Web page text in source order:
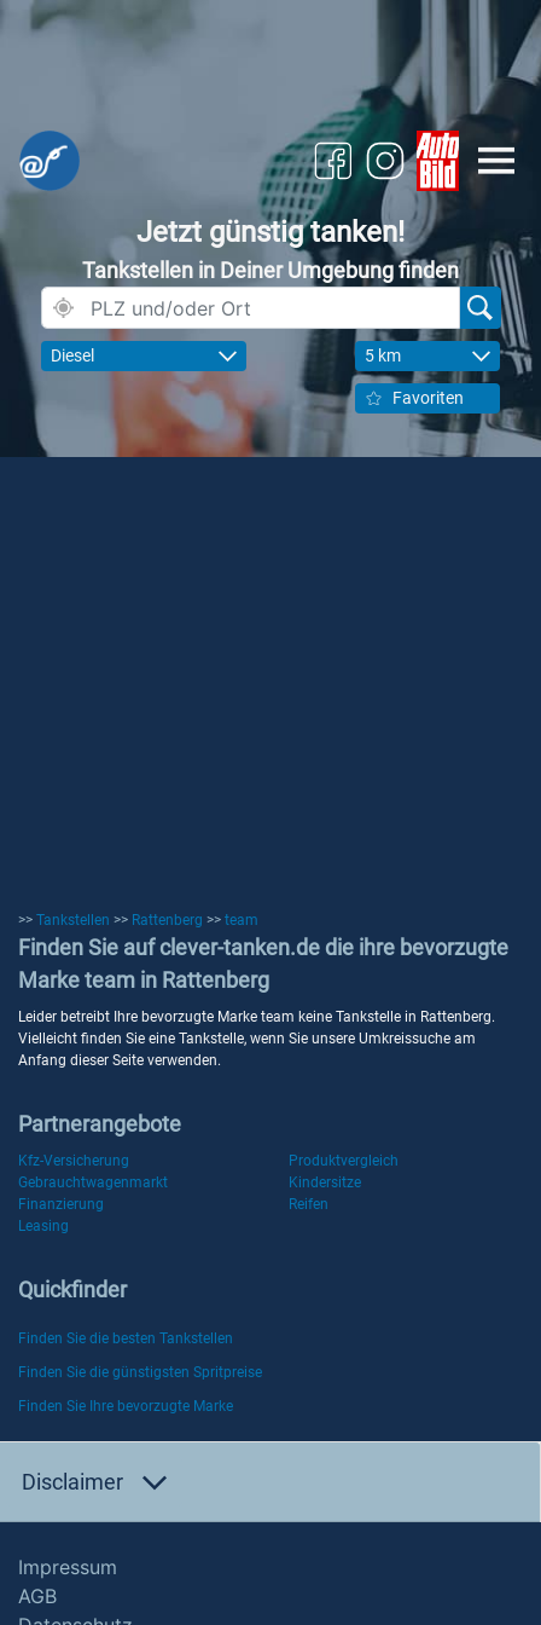
Jetzt günstig tanken!
Tankstellen in Deiner Umgebung finden
Diesel 5 km
Favoriten
>> Tankstellen >> Rattenberg >> team
Finden Sie auf clever-tanken.de die ihre bevorzugte
Marke team in Rattenberg
Leider betreibt Ihre bevorzugte Marke team keine Tankstelle in Rattenberg.
Vielleicht finden Sie eine Tankstelle, wenn Sie unsere Umkreissuche am
Anfang dieser Seite verwenden.
Partnerangebote
Kfz-Versicherung
Produktvergleich
Gebrauchtwagenmarkt
Kindersitze
Finanzierung
Reifen
Leasing
Quickfinder
Finden Sie die besten Tankstellen
Finden Sie die günstigsten Spritpreise
Finden Sie Ihre bevorzugte Marke
Disclaimer
Impressum
AGB